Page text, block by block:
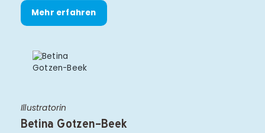
Mehr erfahren
Illustratorin
Betina Gotzen-Beek